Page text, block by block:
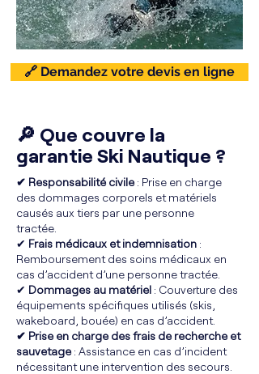
🔗 Demandez votre devis en ligne
🔎 Que couvre la
garantie Ski Nautique ?
✔ Responsabilité civile : Prise en charge
des dommages corporels et matériels
causés aux tiers par une personne
tractée.
✔ Frais médicaux et indemnisation :
Remboursement des soins médicaux en
cas d’accident d’une personne tractée.
✔ Dommages au matériel : Couverture des
équipements spécifiques utilisés (skis,
wakeboard, bouée) en cas d’accident.
✔ Prise en charge des frais de recherche et
sauvetage : Assistance en cas d’incident
nécessitant une intervention des secours.